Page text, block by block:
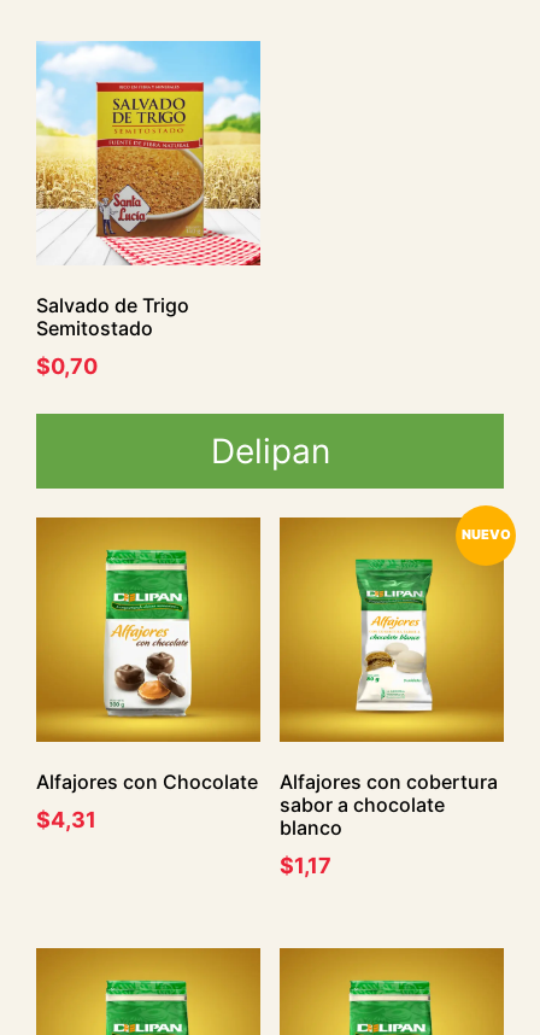
Salvado de Trigo
Semitostado
$0,70
Delipan
Alfajores con Chocolate
$4,31
NUEVO
Alfajores con cobertura
sabor a chocolate
blanco
$1,17